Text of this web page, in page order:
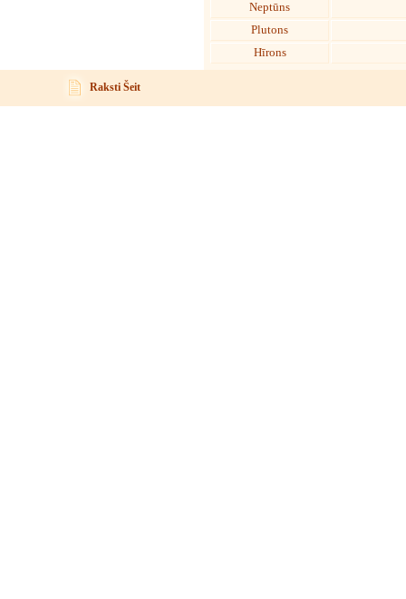
Neptūns
Plutons
Hīrons
Raksti Šeit